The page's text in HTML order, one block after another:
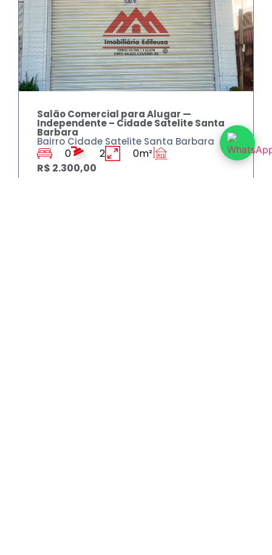
Salão Comercial para Alugar —
Independente – Cidade Satelite Santa
Barbara
Bairro Cidade Satelite Santa Barbara
0 2
0m²
R$ 2.300,00